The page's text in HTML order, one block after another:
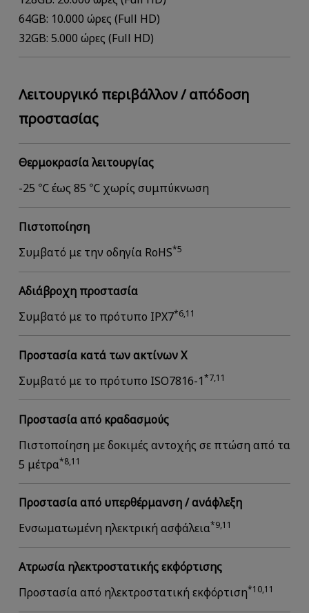
64GB: 10.000 ώρες (Full HD)
32GB: 5.000 ώρες (Full HD)
Λειτουργικό περιβάλλον / απόδοση
προστασίας
Θερμοκρασία λειτουργίας
-25 ℃ έως 85 ℃ χωρίς συμπύκνωση
Πιστοποίηση
Συμβατό με την οδηγία RoHS*5
Αδιάβροχη προστασία
Συμβατό με το πρότυπο IPX7*6,11
Προστασία κατά των ακτίνων Χ
Συμβατό με το πρότυπο ISO7816-1*7,11
Προστασία από κραδασμούς
Πιστοποίηση με δοκιμές αντοχής σε πτώση από τα
5 μέτρα*8,11
Προστασία από υπερθέρμανση / ανάφλεξη
Ενσωματωμένη ηλεκτρική ασφάλεια*9,11
Ατρωσία ηλεκτροστατικής εκφόρτισης
Προστασία από ηλεκτροστατική εκφόρτιση*10,11